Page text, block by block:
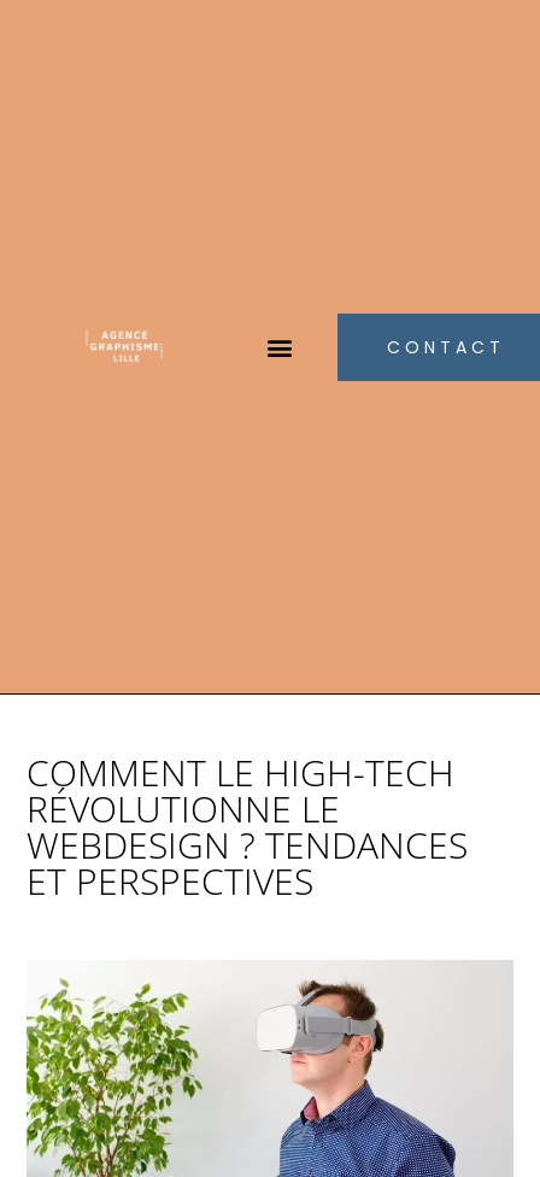
CONTACT
COMMENT LE HIGH-TECH
RÉVOLUTIONNE LE
WEBDESIGN ? TENDANCES
ET PERSPECTIVES